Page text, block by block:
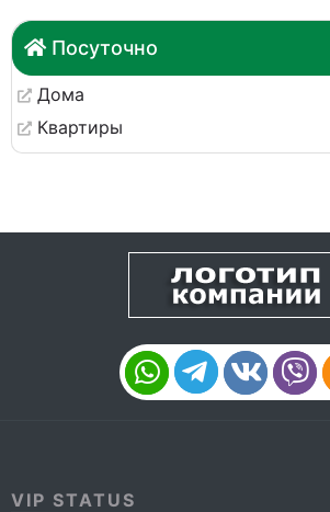
Посуточно
Дома
Квартиры
VIP STATUS